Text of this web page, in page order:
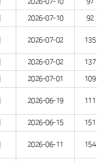
2026-07-10 92
2026-07-02 135
2026-07-02 137
2026-07-01 109
2026-06-19 111
2026-06-15 151
2026-06-11 154